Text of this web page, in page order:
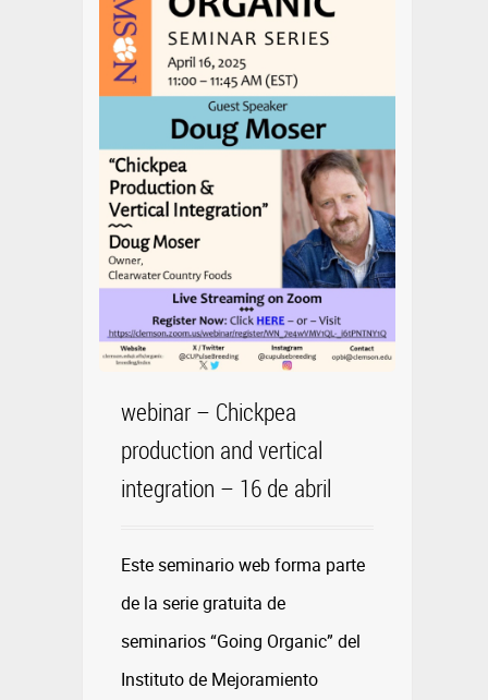
webinar – Chickpea
production and vertical
integration – 16 de abril
Este seminario web forma parte
de la serie gratuita de
seminarios “Going Organic” del
Instituto de Mejoramiento